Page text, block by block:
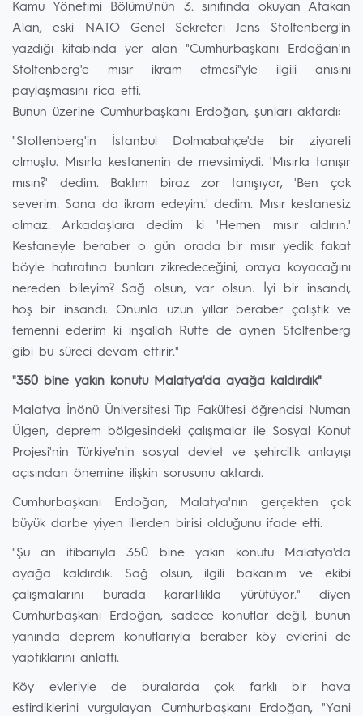
Kamu Yönetimi Bölümü'nün 3. sınıfında okuyan Atakan
Alan, eski NATO Genel Sekreteri Jens Stoltenberg'in
yazdığı kitabında yer alan "Cumhurbaşkanı Erdoğan'ın
Stoltenberg'e mısır ikram etmesi"yle ilgili anısını
paylaşmasını rica etti.
Bunun üzerine Cumhurbaşkanı Erdoğan, şunları aktardı:
"Stoltenberg'in İstanbul Dolmabahçe'de bir ziyareti
olmuştu. Mısırla kestanenin de mevsimiydi. 'Mısırla tanışır
mısın?' dedim. Baktım biraz zor tanışıyor, 'Ben çok
severim. Sana da ikram edeyim.' dedim. Mısır kestanesiz
olmaz. Arkadaşlara dedim ki 'Hemen mısır aldırın.'
Kestaneyle beraber o gün orada bir mısır yedik fakat
böyle hatıratına bunları zikredeceğini, oraya koyacağını
nereden bileyim? Sağ olsun, var olsun. İyi bir insandı,
hoş bir insandı. Onunla uzun yıllar beraber çalıştık ve
temenni ederim ki inşallah Rutte de aynen Stoltenberg
gibi bu süreci devam ettirir."
"350 bine yakın konutu Malatya'da ayağa kaldırdık"
Malatya İnönü Üniversitesi Tıp Fakültesi öğrencisi Numan
Ülgen, deprem bölgesindeki çalışmalar ile Sosyal Konut
Projesi'nin Türkiye'nin sosyal devlet ve şehircilik anlayışı
açısından önemine ilişkin sorusunu aktardı.
Cumhurbaşkanı Erdoğan, Malatya'nın gerçekten çok
büyük darbe yiyen illerden birisi olduğunu ifade etti.
"Şu an itibarıyla 350 bine yakın konutu Malatya'da
ayağa kaldırdık. Sağ olsun, ilgili bakanım ve ekibi
çalışmalarını burada kararlılıkla yürütüyor." diyen
Cumhurbaşkanı Erdoğan, sadece konutlar değil, bunun
yanında deprem konutlarıyla beraber köy evlerini de
yaptıklarını anlattı.
Köy evleriyle de buralarda çok farklı bir hava
estirdiklerini vurgulayan Cumhurbaşkanı Erdoğan, "Yani